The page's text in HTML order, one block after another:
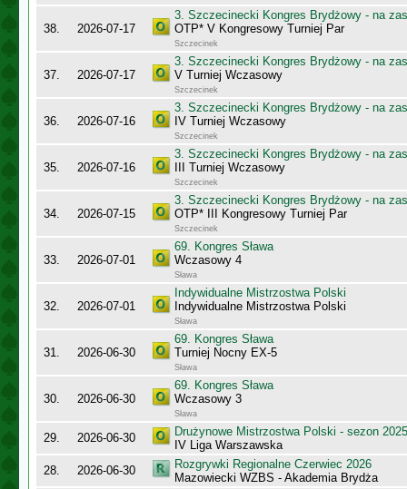
38. 2026-07-17
3. Szczecinecki Kongres Brydżowy - na
OTP* V Kongresowy Turniej Par
Szczecinek
37. 2026-07-17
3. Szczecinecki Kongres Brydżowy - na
V Turniej Wczasowy
Szczecinek
36. 2026-07-16
3. Szczecinecki Kongres Brydżowy - na
IV Turniej Wczasowy
Szczecinek
35. 2026-07-16
3. Szczecinecki Kongres Brydżowy - na
III Turniej Wczasowy
Szczecinek
34. 2026-07-15
3. Szczecinecki Kongres Brydżowy - na
OTP* III Kongresowy Turniej Par
Szczecinek
33. 2026-07-01
69. Kongres Sława
Wczasowy 4
Sława
32. 2026-07-01
Indywidualne Mistrzostwa Polski
Indywidualne Mistrzostwa Polski
Sława
31. 2026-06-30
69. Kongres Sława
Turniej Nocny EX-5
Sława
30. 2026-06-30
69. Kongres Sława
Wczasowy 3
Sława
29. 2026-06-30
Drużynowe Mistrzostwa Polski - sezon
IV Liga Warszawska
28.
2026-06-30
Rozgrywki Regionalne Czerwiec 2026
Mazowiecki WZBS - Akademia Brydża